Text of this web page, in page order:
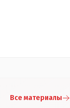
Все материалы